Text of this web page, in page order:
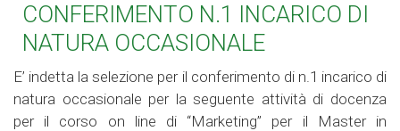
CONFERIMENTO N.1 INCARICO DI
NATURA OCCASIONALE
E’ indetta la selezione per il conferimento di n.1 incarico di
natura occasionale per la seguente attività di docenza
per il corso on line di “Marketing” per il Master in